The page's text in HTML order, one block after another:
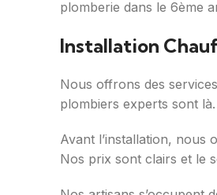
plomberie dans le 6ème
Installation
Nous offrons des
plombiers experts sont
Avant l’installation, nous
Nos prix sont clairs et le